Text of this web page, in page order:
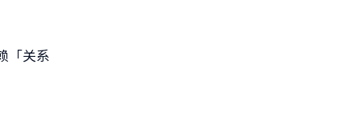
「关系